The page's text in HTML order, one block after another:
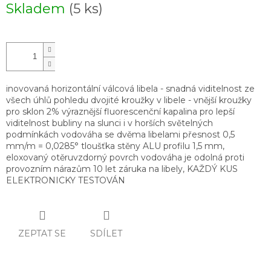
cena:
Skladem (5 ks)
inovovaná horizontální válcová libela - snadná viditelnost ze
všech úhlů pohledu dvojité kroužky v libele - vnější kroužky
pro sklon 2% výraznější fluorescenční kapalina pro lepší
viditelnost bubliny na slunci i v horších světelných
podmínkách vodováha se dvěma libelami přesnost 0,5
mm/m = 0,0285° tloušťka stěny ALU profilu 1,5 mm,
eloxovaný otěruvzdorný povrch vodováha je odolná proti
provozním nárazům 10 let záruka na libely, KAŽDÝ KUS
ELEKTRONICKY TESTOVÁN
ZEPTAT SE SDÍLET